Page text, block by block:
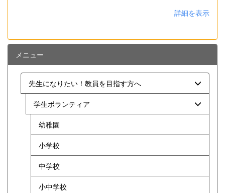
詳細を表示
メニュー
先生になりたい！教員を目指す方へ
学生ボランティア
幼稚園
小学校
中学校
小中学校